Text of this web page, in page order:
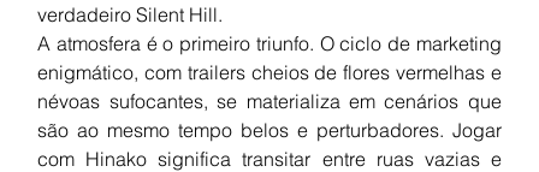
verdadeiro Silent Hill.
A atmosfera é o primeiro triunfo. O ciclo de marketing
enigmático, com trailers cheios de flores vermelhas e
névoas sufocantes, se materializa em cenários que
são ao mesmo tempo belos e perturbadores. Jogar
com Hinako significa transitar entre ruas vazias e